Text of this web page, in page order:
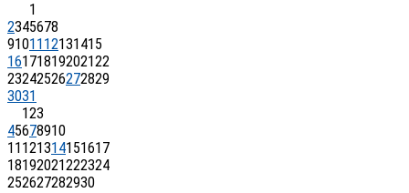
1
2345678
91011 12131415
16171819202122
23242526272829
3031
123
45678910
11 121314151617
18192021222324
252627282930